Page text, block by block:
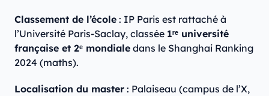
Classement de l’école : IP Paris est rattaché à
l’Université Paris-Saclay, classée 1ʳᵉ université
française et 2ᵉ mondiale dans le Shanghai Ranking
2024 (maths).
Localisation du master : Palaiseau (campus de l’X,